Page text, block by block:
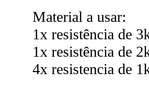
Material a usar:
1x resistência de
1x resistência de
4x resistencia de